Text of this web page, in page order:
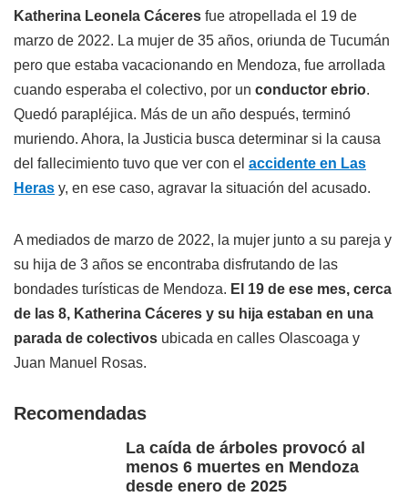
Katherina Leonela Cáceres fue atropellada el 19 de
marzo de 2022. La mujer de 35 años, oriunda de Tucumán
pero que estaba vacacionando en Mendoza, fue arrollada
cuando esperaba el colectivo, por un conductor ebrio.
Quedó parapléjica. Más de un año después, terminó
muriendo. Ahora, la Justicia busca determinar si la causa
del fallecimiento tuvo que ver con el accidente en Las
Heras y, en ese caso, agravar la situación del acusado.
A mediados de marzo de 2022, la mujer junto a su pareja y
su hija de 3 años se encontraba disfrutando de las
bondades turísticas de Mendoza. El 19 de ese mes, cerca
de las 8, Katherina Cáceres y su hija estaban en una
parada de colectivos ubicada en calles Olascoaga y
Juan Manuel Rosas.
Recomendadas
La caída de árboles provocó al
menos 6 muertes en Mendoza
desde enero de 2025